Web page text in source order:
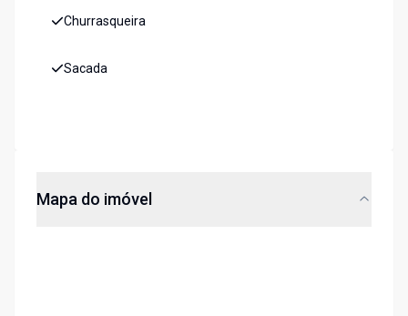
Churrasqueira
Sacada
Mapa do imóvel